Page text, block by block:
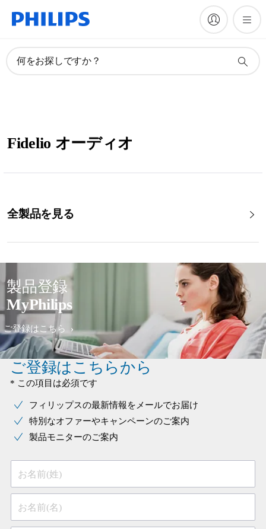
何をお探しですか？
Fidelio オーディオ
全製品を見る
製品登録
MyPhilips
ご登録はこちら
ご登録はこちらから
* この項目は必須です
フィリップスの最新情報をメールでお届け
特別なオファーやキャンペーンのご案内
製品モニターのご案内
お名前(姓)
お名前(名)